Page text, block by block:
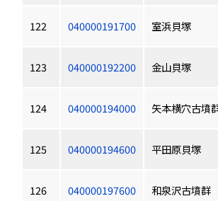
122 040000191700 室浜貝塚
123 040000192200 金山貝塚
124 040000194000 矢本横穴古墳
125 040000194600 平田原貝塚
126 040000197600 和泉沢古墳群